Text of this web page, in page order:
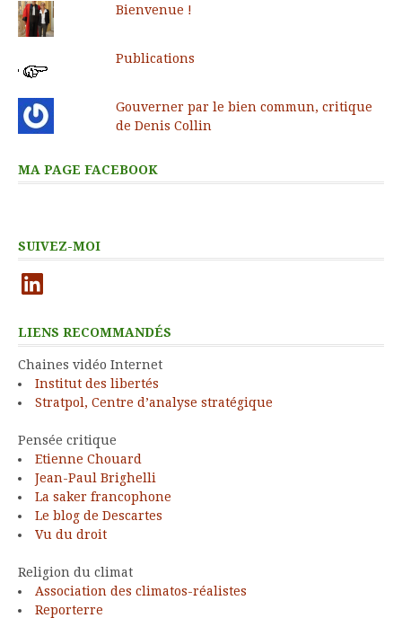
Bienvenue !
Publications
Gouverner par le bien commun, critique
de Denis Collin
MA PAGE FACEBOOK
SUIVEZ-MOI
LinkedIn
LIENS RECOMMANDÉS
Chaines vidéo Internet
Institut des libertés
Stratpol, Centre d’analyse stratégique
Pensée critique
Etienne Chouard
Jean-Paul Brighelli
La saker francophone
Le blog de Descartes
Vu du droit
Religion du climat
Association des climatos-réalistes
Reporterre